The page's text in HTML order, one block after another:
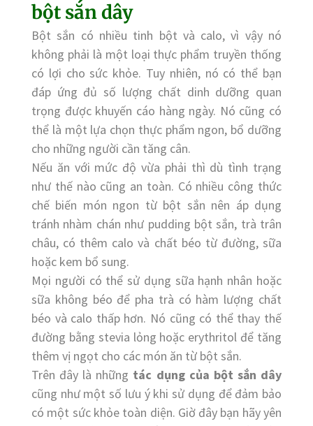
bột sắn dây
Bột sắn có nhiều tinh bột và calo, vì vậy nó
không phải là một loại thực phẩm truyền thống
có lợi cho sức khỏe. Tuy nhiên, nó có thể bạn
đáp ứng đủ số lượng chất dinh dưỡng quan
trọng được khuyến cáo hàng ngày. Nó cũng có
thể là một lựa chọn thực phẩm ngon, bổ dưỡng
cho những người cần tăng cân.
Nếu ăn với mức độ vừa phải thì dù tình trạng
như thế nào cũng an toàn. Có nhiều công thức
chế biến món ngon từ bột sắn nên áp dụng
tránh nhàm chán như pudding bột sắn, trà trân
châu, có thêm calo và chất béo từ đường, sữa
hoặc kem bổ sung.
Mọi người có thể sử dụng sữa hạnh nhân hoặc
sữa không béo để pha trà có hàm lượng chất
béo và calo thấp hơn. Nó cũng có thể thay thế
đường bằng stevia lỏng hoặc erythritol để tăng
thêm vị ngọt cho các món ăn từ bột sắn.
Trên đây là những tác dụng của bột sắn dây
cũng như một số lưu ý khi sử dụng để đảm bảo
có một sức khỏe toàn diện. Giờ đây bạn hãy yên